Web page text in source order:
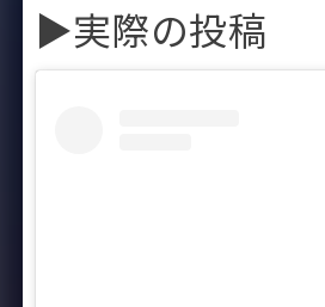
▶︎実際の投稿